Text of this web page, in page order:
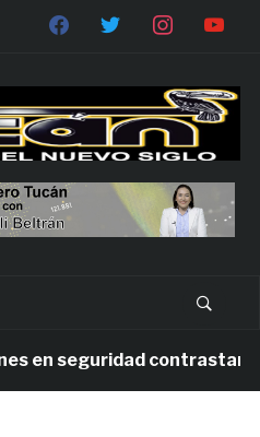
seguridad contrastan con